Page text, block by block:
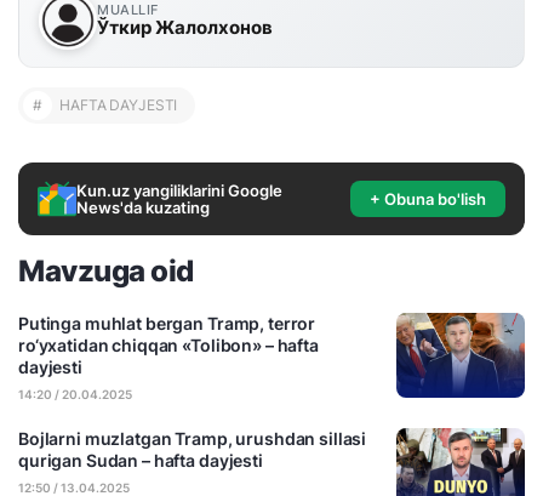
MUALLIF
Ўткир Жалолхонов
# HAFTA DAYJESTI
Kun.uz yangiliklarini Google
News'da kuzating
+ Obuna bo'lish
Mavzuga oid
Putinga muhlat bergan Tramp, terror
ro‘yxatidan chiqqan «Tolibon» – hafta
dayjesti
14:20 / 20.04.2025
Bojlarni muzlatgan Tramp, urushdan sillasi
qurigan Sudan – hafta dayjesti
12:50 / 13.04.2025